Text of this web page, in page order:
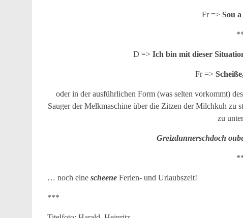
Fr =>Sou
D => Ich bin mit dieser
Fr =>
oder in der ausführlichen Form (was selten vorkommt)
Sauger der Melkmaschine über die Zitzen der Milchkuh zu
zu
Greizdunnerschdoch
… noch eine scheene Ferien- und Urlaubszeit!
***